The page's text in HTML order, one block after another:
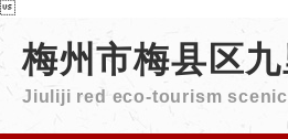
梅州市梅县区
Jiuliji red eco-tourism